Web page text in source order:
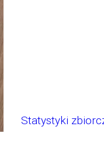
Statystyki